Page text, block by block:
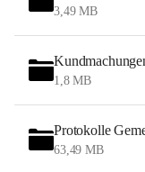
3,49 MB
1,8 MB
Protokolle
63,49 MB